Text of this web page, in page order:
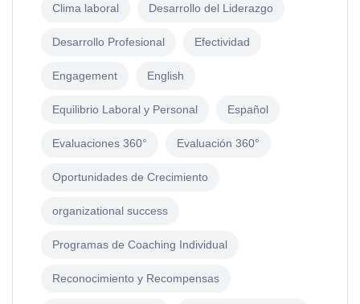
Clima laboral Desarrollo del Liderazgo
Desarrollo Profesional Efectividad
Engagement English
Equilibrio Laboral y Personal Español
Evaluaciones 360° Evaluación 360°
Oportunidades de Crecimiento
organizational success
Programas de Coaching Individual
Reconocimiento y Recompensas